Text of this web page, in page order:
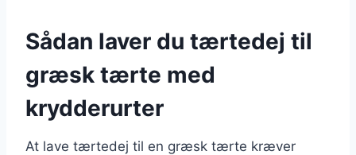
Sådan laver du tærtedej til
græsk tærte med
krydderurter
At lave tærtedej til en græsk tærte kræver